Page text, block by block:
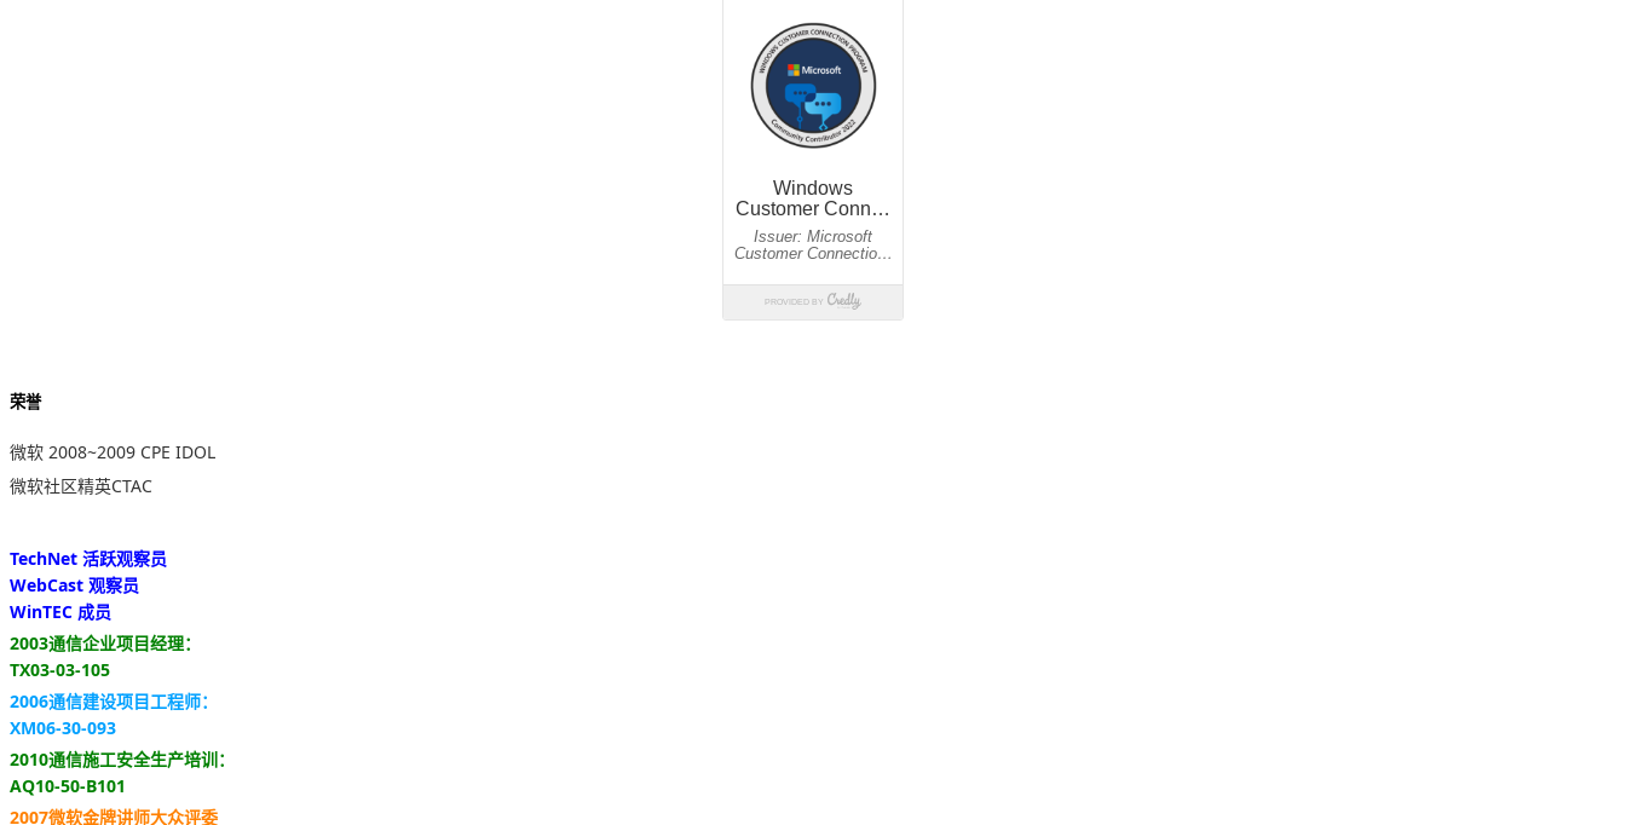
荣誉
微软 2008~2009 CPE IDOL
微软社区精英CTAC
TechNet 活跃观察员
WebCast 观察员
WinTEC 成员
2003通信企业项目经理：
TX03-03-105
2006通信建设项目工程师：
XM06-30-093
2010通信施工安全生产培训：
AQ10-50-B101
2007微软金牌讲师大众评委